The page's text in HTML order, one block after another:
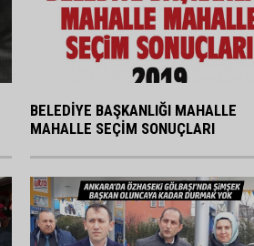
BELEDİYE BAŞKANLIĞI MAHALLE
MAHALLE SEÇİM SONUÇLARI